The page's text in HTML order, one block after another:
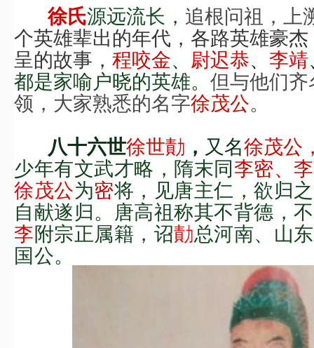
徐氏源远流长， 追根问祖，上
个英雄辈出的年代，各路英雄豪
呈的故事， 程咬金、 尉迟恭、 李靖
都是家喻户晓的英雄。 但与他们
领，大家熟悉的名字徐茂公。
八十六世徐世勣 ， 又名徐茂公
少年有文武才略， 隋末同李密、
徐茂公为密将， 见唐主仁，欲归
自献遂归。唐高祖称其不背德，
李附宗正属籍，诏勣总河南、山
国公。